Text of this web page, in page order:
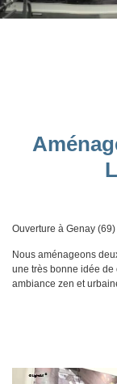
Ouverture à Genay
Nous aménageons
une très bonne idée de
ambiance zen et